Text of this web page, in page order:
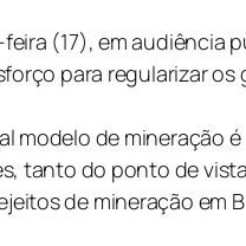
(17), em audiência
para regularizar os
modelo de mineração
tanto do ponto de
de mineração em